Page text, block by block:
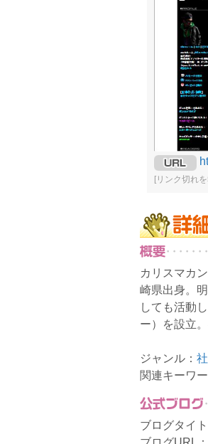
[リンク切れ
カリスマカ
崎県出身。
しても活動
ー）を設立
ジャンル：
関連キーワー
ブログタイ